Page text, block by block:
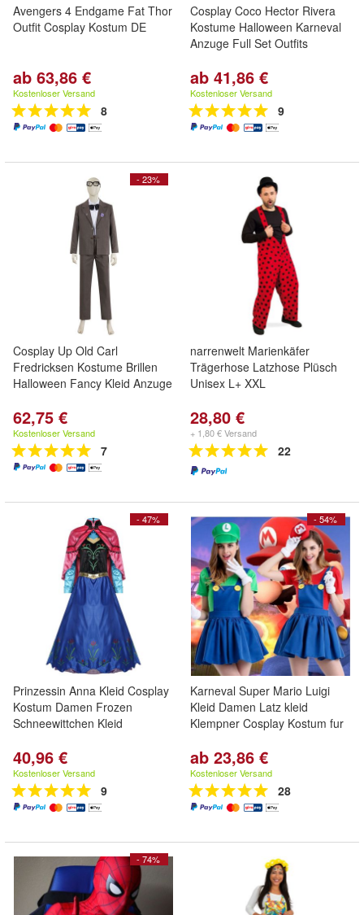
Avengers 4 Endgame Fat Thor
Outfit Cosplay Kostum DE
ab 63,86 €
Kostenloser Versand
8
Cosplay Coco Hector Rivera
Kostume Halloween Karneval
Anzuge Full Set Outfits
ab 41,86 €
Kostenloser Versand
9
- 23%
Cosplay Up Old Carl
Fredricksen Kostume Brillen
Halloween Fancy Kleid Anzuge
62,75 €
Kostenloser Versand
7
narrenwelt Marienkäfer
Trägerhose Latzhose Plüsch
Unisex L+ XXL
28,80 €
+ 1,80 € Versand
22
- 47%
Prinzessin Anna Kleid Cosplay
Kostum Damen Frozen
Schneewittchen Kleid
40,96 €
Kostenloser Versand
9
- 54%
Karneval Super Mario Luigi
Kleid Damen Latz kleid
Klempner Cosplay Kostum fur
ab 23,86 €
Kostenloser Versand
28
- 74%